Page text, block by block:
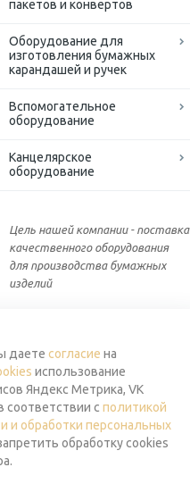
пакетов и конвертов
Оборудование для
изготовления бумажных
карандашей и ручек
Вспомогательное
оборудование
Канцелярское
оборудование
Цель нашей компании - поставка
качественного оборудования
для производства бумажных
изделий
Вернуться к списку
даете согласие на
использование
Яндекс Метрика, VK
соответствии с политикой
и обработки персональных
обработку cookies